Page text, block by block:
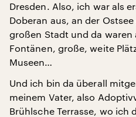
Dresden. Also, ich war als
Doberan aus, an der
großen Stadt und da waren
Fontänen, große, weite
Museen…
Und ich bin da überall
meinem Vater, also
Brühlsche Terrasse, wo ich